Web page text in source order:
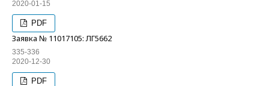
2020-01-15
PDF
Заявка № 11017105: ЛГ5662
335-336
2020-12-30
PDF